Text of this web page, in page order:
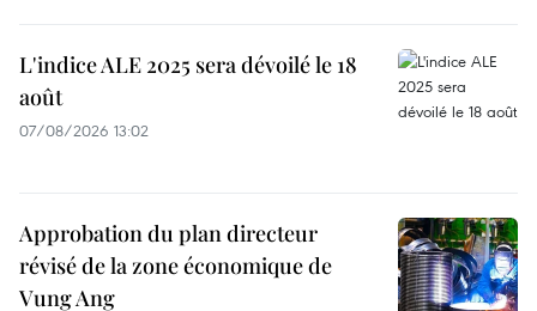
L'indice ALE 2025 sera dévoilé le 18
août
07/08/2026 13:02
Approbation du plan directeur
révisé de la zone économique de
Vung Ang